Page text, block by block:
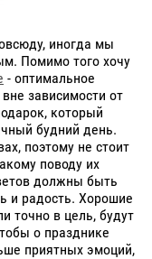
иногда мы
Помимо того хочу
- оптимальное
зависимости от
который
будний день.
поэтому не стоит
поводу их
должны быть
и радость. Хорошие
точно в цель, будут
о празднике
приятных эмоций,